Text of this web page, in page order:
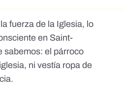
fuerza de la Iglesia, lo
en Saint-
sabemos: el párroco
ni vestía ropa de